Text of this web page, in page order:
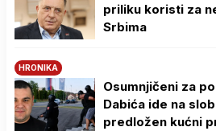
priliku koristi za
Srbima
HRONIKA
Osumnjičeni za
Dabića ide na
predložen kućni